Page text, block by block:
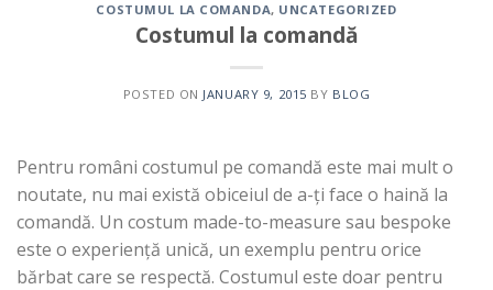
COSTUMUL LA COMANDA, UNCATEGORIZED
Costumul la comandă
POSTED ON JANUARY 9, 2015 BY BLOG
Pentru români costumul pe comandă este mai mult o
noutate, nu mai există obiceiul de a-ți face o haină la
comandă. Un costum made-to-measure sau bespoke
este o experiență unică, un exemplu pentru orice
bărbat care se respectă. Costumul este doar pentru